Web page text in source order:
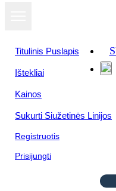
Titulinis Puslapis
Ištekliai
Kainos
Sukurti Siužetinės Linijos
Registruotis
Prisijungti